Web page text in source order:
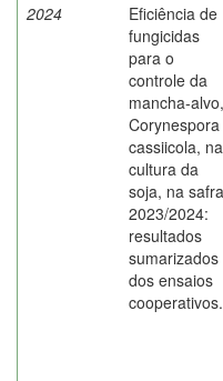
2024
Eficiência de
fungicidas
para o
controle da
mancha-alvo,
Corynespora
cassiicola, na
cultura da
soja, na safra
2023/2024:
resultados
sumarizados
dos ensaios
cooperativos.